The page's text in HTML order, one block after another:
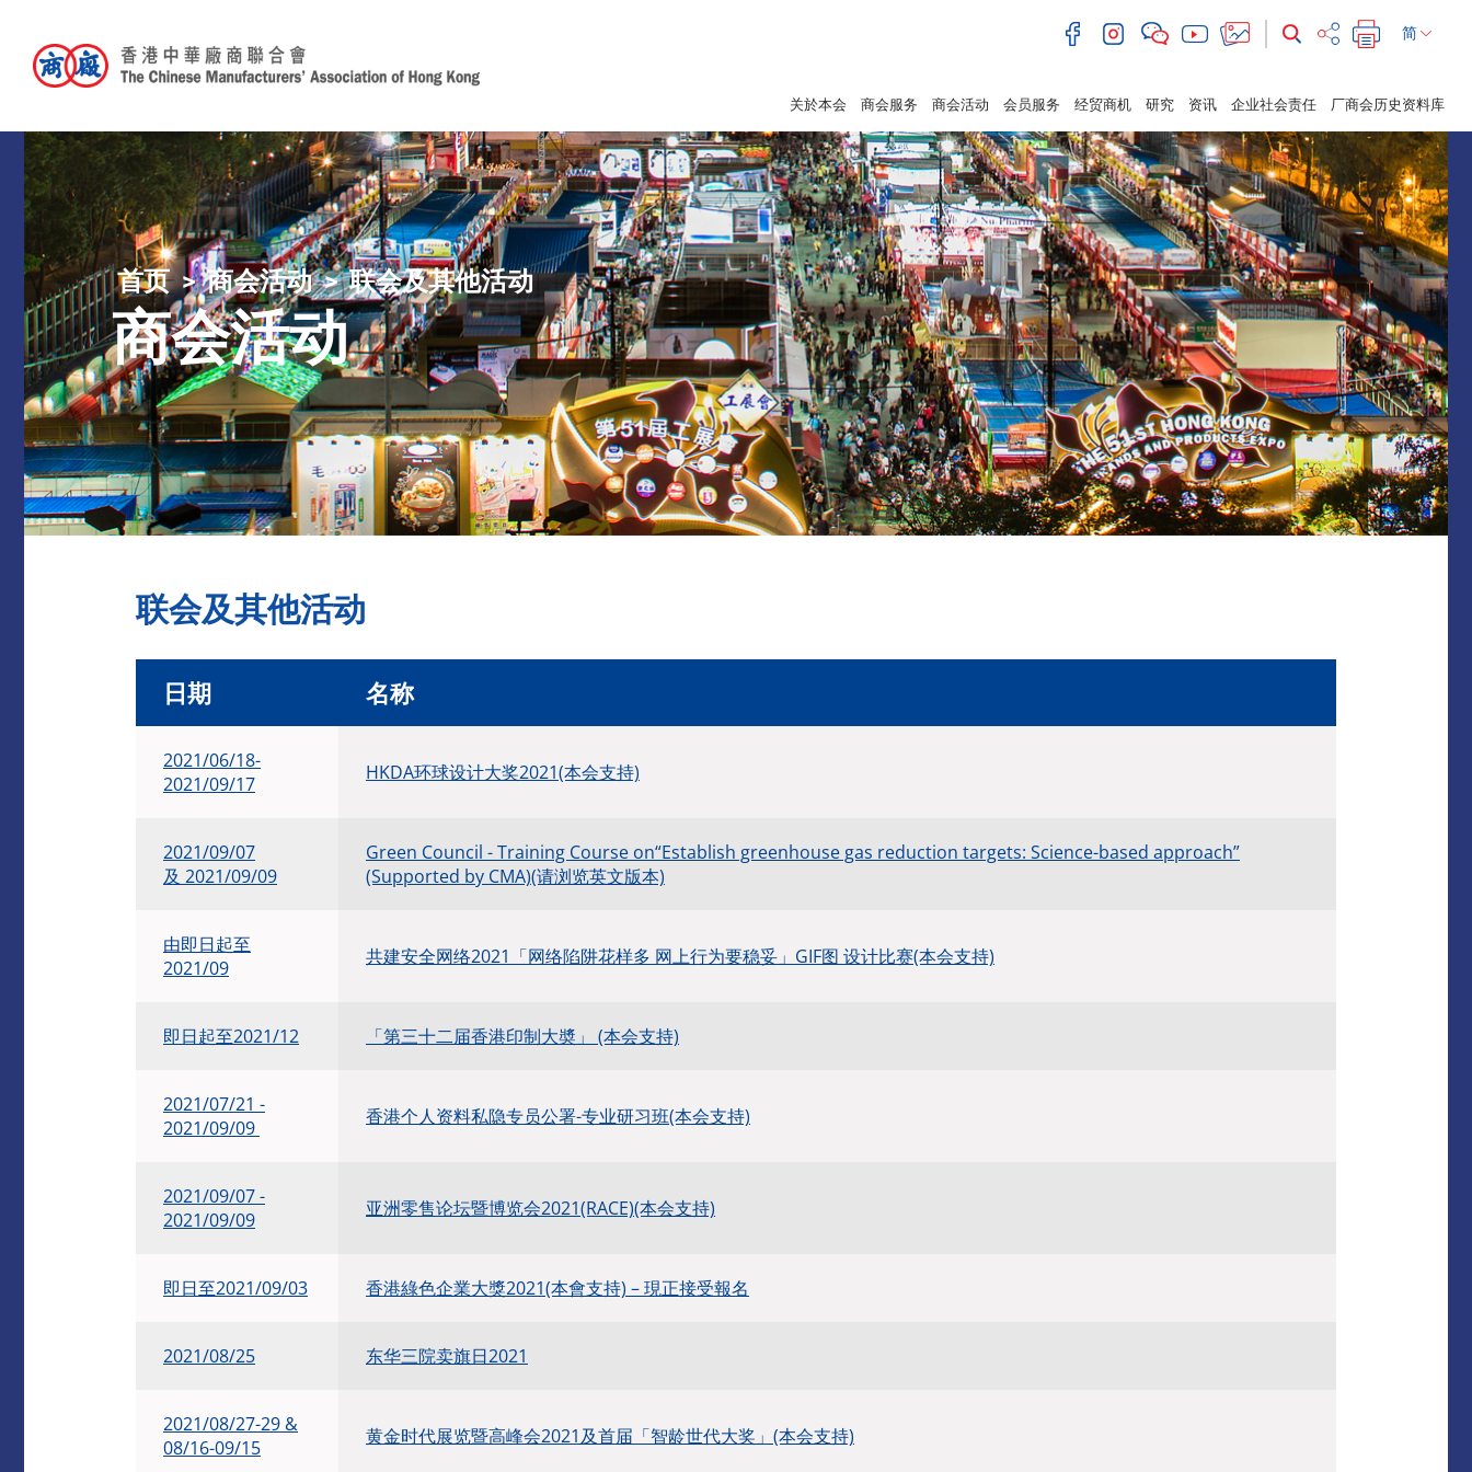
简
关於本会 商会服务 商会活动 会员服务 经贸商机 研究 资讯 企业社会责任 厂商会历史资料库
首页 商会活动 联会及其他活动
商会活动
联会及其他活动
日期 名称
2021/06/18-
2021/09/17
HKDA环球设计大奖2021(本会支持)
2021/09/07
及 2021/09/09
Green Council - Training Course on“Establish greenhouse gas reduction targets: Science-based approach”
(Supported by CMA)(请浏览英文版本)
由即日起至
2021/09
共建安全网络2021「网络陷阱花样多 网上行为要稳妥」GIF图 设计比赛(本会支持)
即日起至2021/12 「第三十二届香港印制大奬」 (本会支持)
2021/07/21 -
2021/09/09
香港个人资料私隐专员公署-专业研习班(本会支持)
2021/09/07 -
2021/09/09
亚洲零售论坛暨博览会2021(RACE)(本会支持)
即日至2021/09/03 香港綠色企業大獎2021(本會支持) – 現正接受報名
2021/08/25 东华三院卖旗日2021
2021/08/27-29 &
08/16-09/15
黄金时代展览暨高峰会2021及首届「智龄世代大奖」(本会支持)